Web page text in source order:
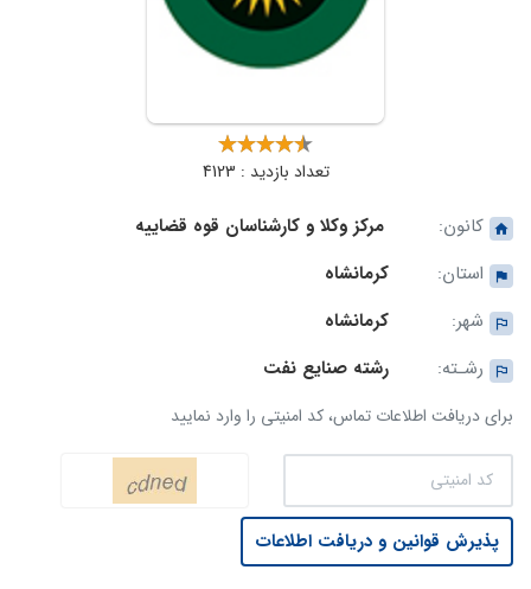
تعداد بازدید : 4123
کانون:
مرکز وکلا و کارشناسان قوه قضاییه
استان:
کرمانشاه
شهر:
کرمانشاه
رشـته:
رشته صنایع نفت
برای دریافت اطلاعات تماس، کد امنیتی را وارد نمایید
پذیرش قوانین و دریافت اطلاعات